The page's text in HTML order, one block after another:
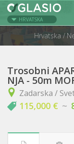
HRVATSKA
Hrvatska
Trosobni
NJA - 50m
Zadarska /
115,000 € ~